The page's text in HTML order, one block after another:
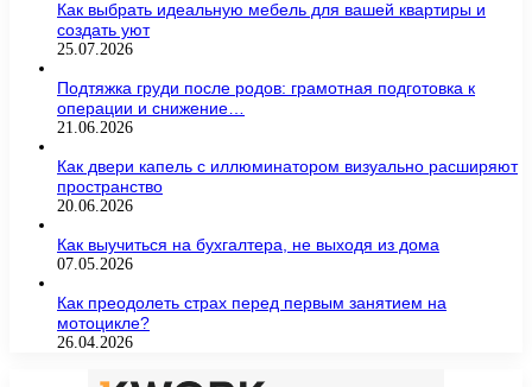
Как выбрать идеальную мебель для вашей квартиры и
создать уют
25.07.2026
Подтяжка груди после родов: грамотная подготовка к
операции и снижение…
21.06.2026
Как двери капель с иллюминатором визуально расширяют
пространство
20.06.2026
Как выучиться на бухгалтера, не выходя из дома
07.05.2026
Как преодолеть страх перед первым занятием на
мотоцикле?
26.04.2026